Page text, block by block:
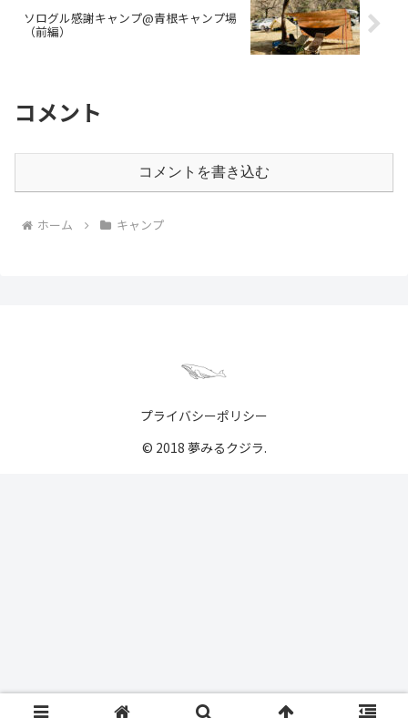
ソログル感謝キャンプ@青根キャンプ場
（前編）
コメント
コメントを書き込む
ホーム キャンプ
プライバシーポリシー
© 2018 夢みるクジラ.